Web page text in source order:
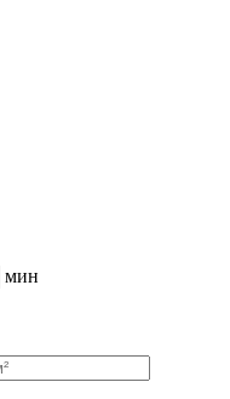
мин